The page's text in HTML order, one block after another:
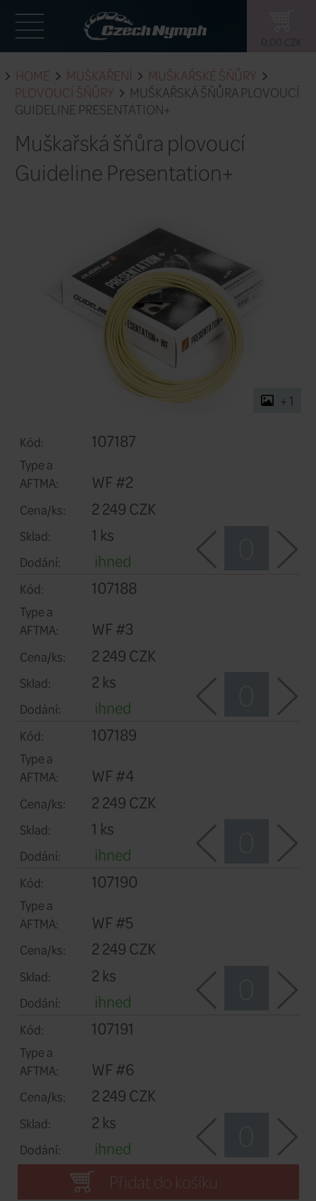
HOME MUŠKAŘENÍ
PLOVOUCÍ ŠŇŮRY
MUŠKAŘSKÁ
GUIDELINE PRESENTATION+
Guideline
Kód: 107187
Type a
AFTMA:
Cena/ks: 2 249 CZK
Sklad: 1 ks
Dodání: ihned
Kód:
Type a
AFTMA:
WF #3
Cena/ks: 2 249 CZK
Sklad:
Dodání:
Kód:
Type a
AFTMA:
WF #4
Cena/ks: 2 249 CZK
Sklad: 1 ks